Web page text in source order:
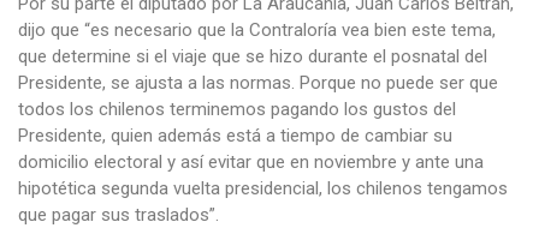
dijo que “es necesario que la Contraloría vea bien este tema,
que determine si el viaje que se hizo durante el posnatal del
Presidente, se ajusta a las normas. Porque no puede ser que
todos los chilenos terminemos pagando los gustos del
Presidente, quien además está a tiempo de cambiar su
domicilio electoral y así evitar que en noviembre y ante una
hipotética segunda vuelta presidencial, los chilenos tengamos
que pagar sus traslados”.